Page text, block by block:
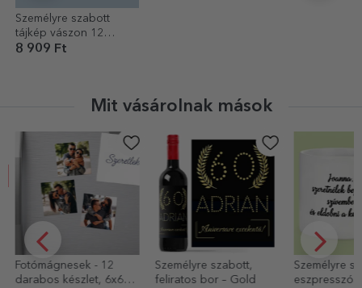
Személyre szabott
tájkép vászon 12
fotóval, modellszám 12
8 909 Ft
Mit vásárolnak mások
Fotómágnesek - 12
darabos készlet, 6x6
Személyre szabott,
feliratos bor – Gold
Személyre
eszpresszós